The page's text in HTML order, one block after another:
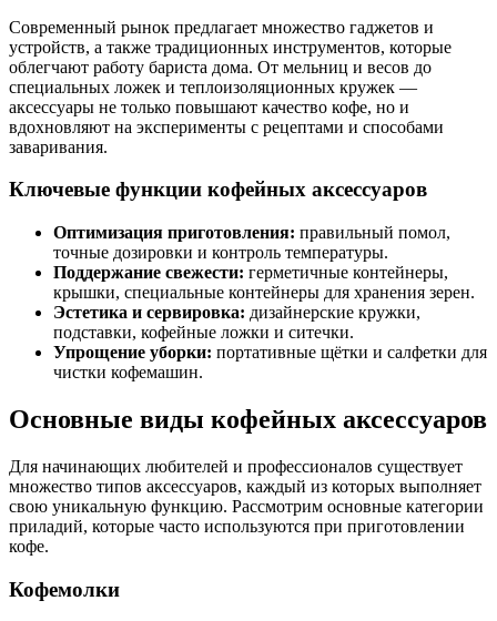
Современный рынок предлагает множество гаджетов и
устройств, а также традиционных инструментов, которые
облегчают работу бариста дома. От мельниц и весов до
специальных ложек и теплоизоляционных кружек —
аксессуары не только повышают качество кофе, но и
вдохновляют на эксперименты с рецептами и способами
заваривания.
Ключевые функции кофейных аксессуаров
Оптимизация приготовления: правильный помол,
точные дозировки и контроль температуры.
Поддержание свежести: герметичные контейнеры,
крышки, специальные контейнеры для хранения зерен.
Эстетика и сервировка: дизайнерские кружки,
подставки, кофейные ложки и ситечки.
Упрощение уборки: портативные щётки и салфетки для
чистки кофемашин.
Основные виды кофейных аксессуаров
Для начинающих любителей и профессионалов существует
множество типов аксессуаров, каждый из которых выполняет
свою уникальную функцию. Рассмотрим основные категории
приладий, которые часто используются при приготовлении
кофе.
Кофемолки